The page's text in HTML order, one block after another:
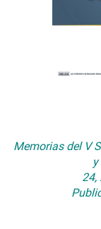
Memorias del V
24,